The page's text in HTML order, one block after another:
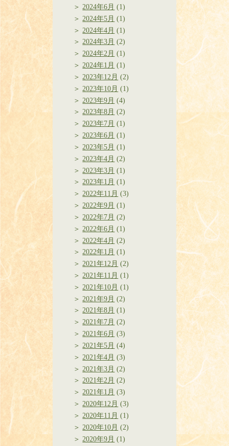
2024年6月 (1)
2024年5月 (1)
2024年4月 (1)
2024年3月 (2)
2024年2月 (1)
2024年1月 (1)
2023年12月 (2)
2023年10月 (1)
2023年9月 (4)
2023年8月 (2)
2023年7月 (1)
2023年6月 (1)
2023年5月 (1)
2023年4月 (2)
2023年3月 (1)
2023年1月 (1)
2022年11月 (3)
2022年9月 (1)
2022年7月 (2)
2022年6月 (1)
2022年4月 (2)
2022年1月 (1)
2021年12月 (2)
2021年11月 (1)
2021年10月 (1)
2021年9月 (2)
2021年8月 (1)
2021年7月 (2)
2021年6月 (3)
2021年5月 (4)
2021年4月 (3)
2021年3月 (2)
2021年2月 (2)
2021年1月 (3)
2020年12月 (3)
2020年11月 (1)
2020年10月 (2)
2020年9月 (1)